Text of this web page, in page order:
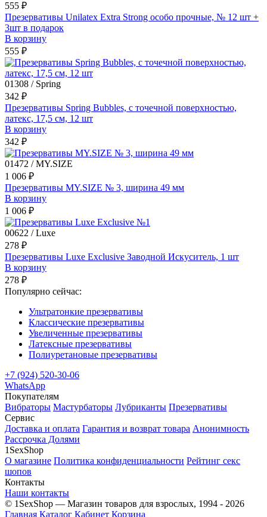
555 ₽
Презервативы Unilatex Extra Strong особо прочные, № 12 шт +
3шт в подарок
В корзину
555 ₽
01308 / Spring
342 ₽
Презервативы Spring Bubbles, с точечной поверхностью,
латекс, 17,5 см, 12 шт
В корзину
342 ₽
01472 / MY.SIZE
1 006 ₽
Презервативы MY.SIZE № 3, ширина 49 мм
В корзину
1 006 ₽
00622 / Luxe
278 ₽
Презервативы Luxe Exclusive Заводной Искуситель, 1 шт
В корзину
278 ₽
Популярно сейчас:
Ультратонкие презервативы
Классические презервативы
Увеличенные презервативы
Латексные презервативы
Полиуретановые презервативы
+7 (924) 520-30-06
WhatsApp
Покупателям
Вибраторы Мастурбаторы Лубриканты Презервативы
Сервис
Доставка и оплата Гарантия и возврат товара Анонимность
Рассрочка Долями
1SexShop
О магазине Политика конфиденциальности Рейтинг секс
шопов
Контакты
Наши контакты
© 1SexShop — Магазин товаров для взрослых, 1994 - 2026
Главная Каталог Кабинет Корзина